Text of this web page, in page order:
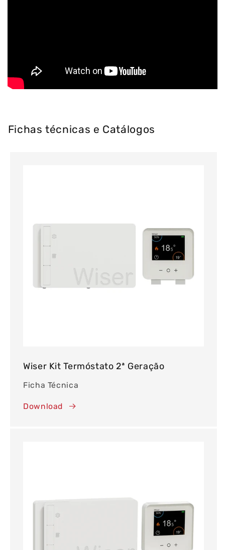
Fichas técnicas e Catálogos
Wiser Kit Termóstato 2ª Geração
Ficha Técnica
Download